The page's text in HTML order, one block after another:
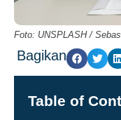
Foto: UNSPLASH /
Bagikan
Table of